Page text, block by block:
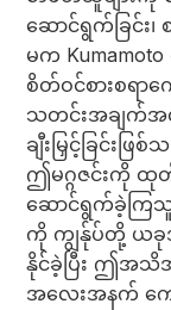
ဆောင်ရွက်ခြင်း
မက
စိတ်ဝင်စားစရာက
သတင်းအချက်
ချီးမြှင့်ခြင်းဖြစ်
ဤမဂ္ဂဇင်းကို ထုတ်
ဆောင်ရွက်ခဲ့ကြသူ
ကို ကျွန်ုပ်တို့ ယခု
နိုင်ခဲ့ပြီး ဤအ
အလေးအနက် ကျေ